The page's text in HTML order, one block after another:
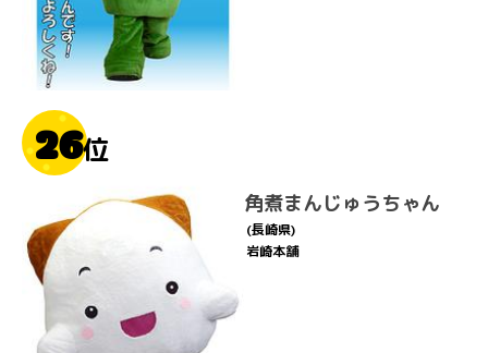
26位
角煮まんじゅうちゃん
(長崎県)
岩崎本舗